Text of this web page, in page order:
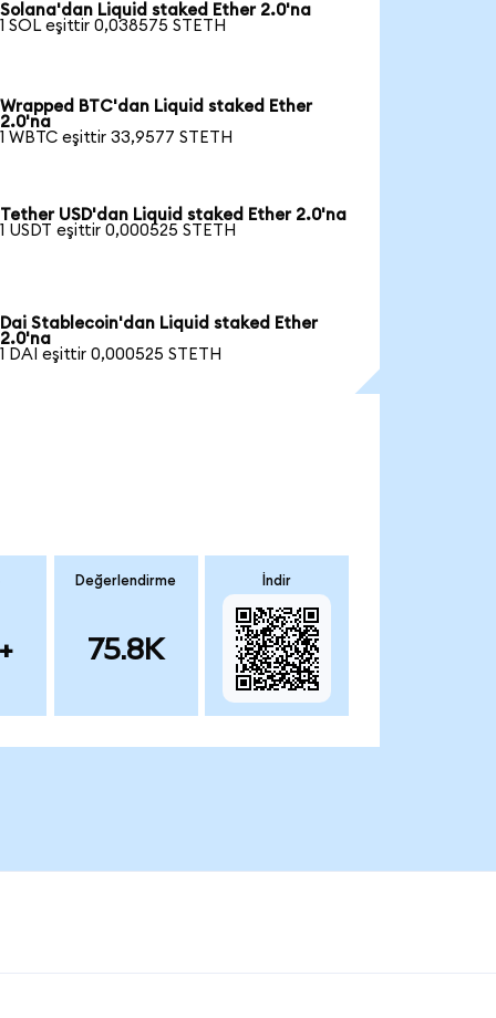
Solana'dan Liquid staked Ether 2.0'na
1 SOL eşittir 0,038575 STETH
Wrapped BTC'dan Liquid staked Ether
2.0'na
1 WBTC eşittir 33,9577 STETH
Tether USD'dan Liquid staked Ether 2.0'na
1 USDT eşittir 0,000525 STETH
Dai Stablecoin'dan Liquid staked Ether
2.0'na
1 DAI eşittir 0,000525 STETH
Değerlendirme
75.8K
İndir